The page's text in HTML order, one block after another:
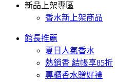
新品上架專區
香水新上架商品
館長推薦
夏日人氣香水
熱銷香 結帳享85折
專櫃香水贈好禮